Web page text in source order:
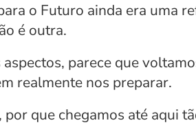
o Futuro ainda era uma
é outra.
parece que
realmente nos preparar.
que chegamos até aqui